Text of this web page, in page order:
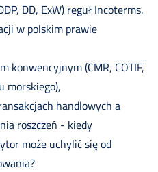
DD, ExW) reguł Incoterms.
w polskim prawie
konwencyjnym (CMR, COTIF,
morskiego),
handlowych a
roszczeń - kiedy
może uchylić się od